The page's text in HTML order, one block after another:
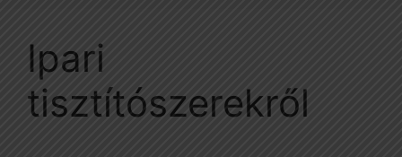
Ipari
tisztítószerekről